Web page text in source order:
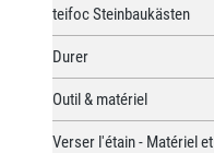
teifoc Steinbaukästen
Durer
Outil & matériel
Verser l'étain - Matériel et